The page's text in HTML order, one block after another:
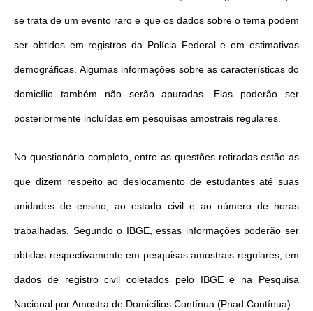
se trata de um evento raro e que os dados sobre o tema podem
ser obtidos em registros da Polícia Federal e em estimativas
demográficas. Algumas informações sobre as características do
domicílio também não serão apuradas. Elas poderão ser
posteriormente incluídas em pesquisas amostrais regulares.
No questionário completo, entre as questões retiradas estão as
que dizem respeito ao deslocamento de estudantes até suas
unidades de ensino, ao estado civil e ao número de horas
trabalhadas. Segundo o IBGE, essas informações poderão ser
obtidas respectivamente em pesquisas amostrais regulares, em
dados de registro civil coletados pelo IBGE e na Pesquisa
Nacional por Amostra de Domicílios Contínua (Pnad Contínua).